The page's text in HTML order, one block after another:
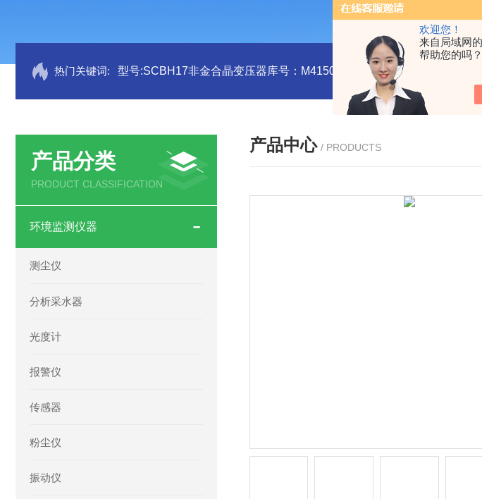
欢迎您！
来自局域网
帮助您的吗？
热门关键词: 型号:SCBH17非金合晶变压器库号：M415011 型号:HX03-CHI650F电
产品分类
PRODUCT CLASSIFICATION
环境监测仪器
测尘仪
分析采水器
光度计
报警仪
传感器
粉尘仪
振动仪
产品中心 / PRODUCTS